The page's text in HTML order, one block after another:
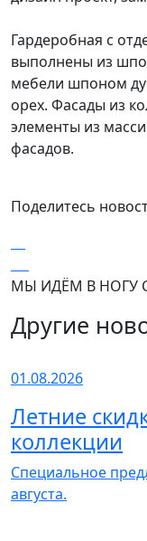
Гардеробная с
выполнены из
мебели шпоном
орех. Фасады из
элементы из
фасадов.
Поделитесь
МЫ ИДЁМ В НОГУ
Другие
01.08.2026
Летние
коллекции
Специальное
августа.